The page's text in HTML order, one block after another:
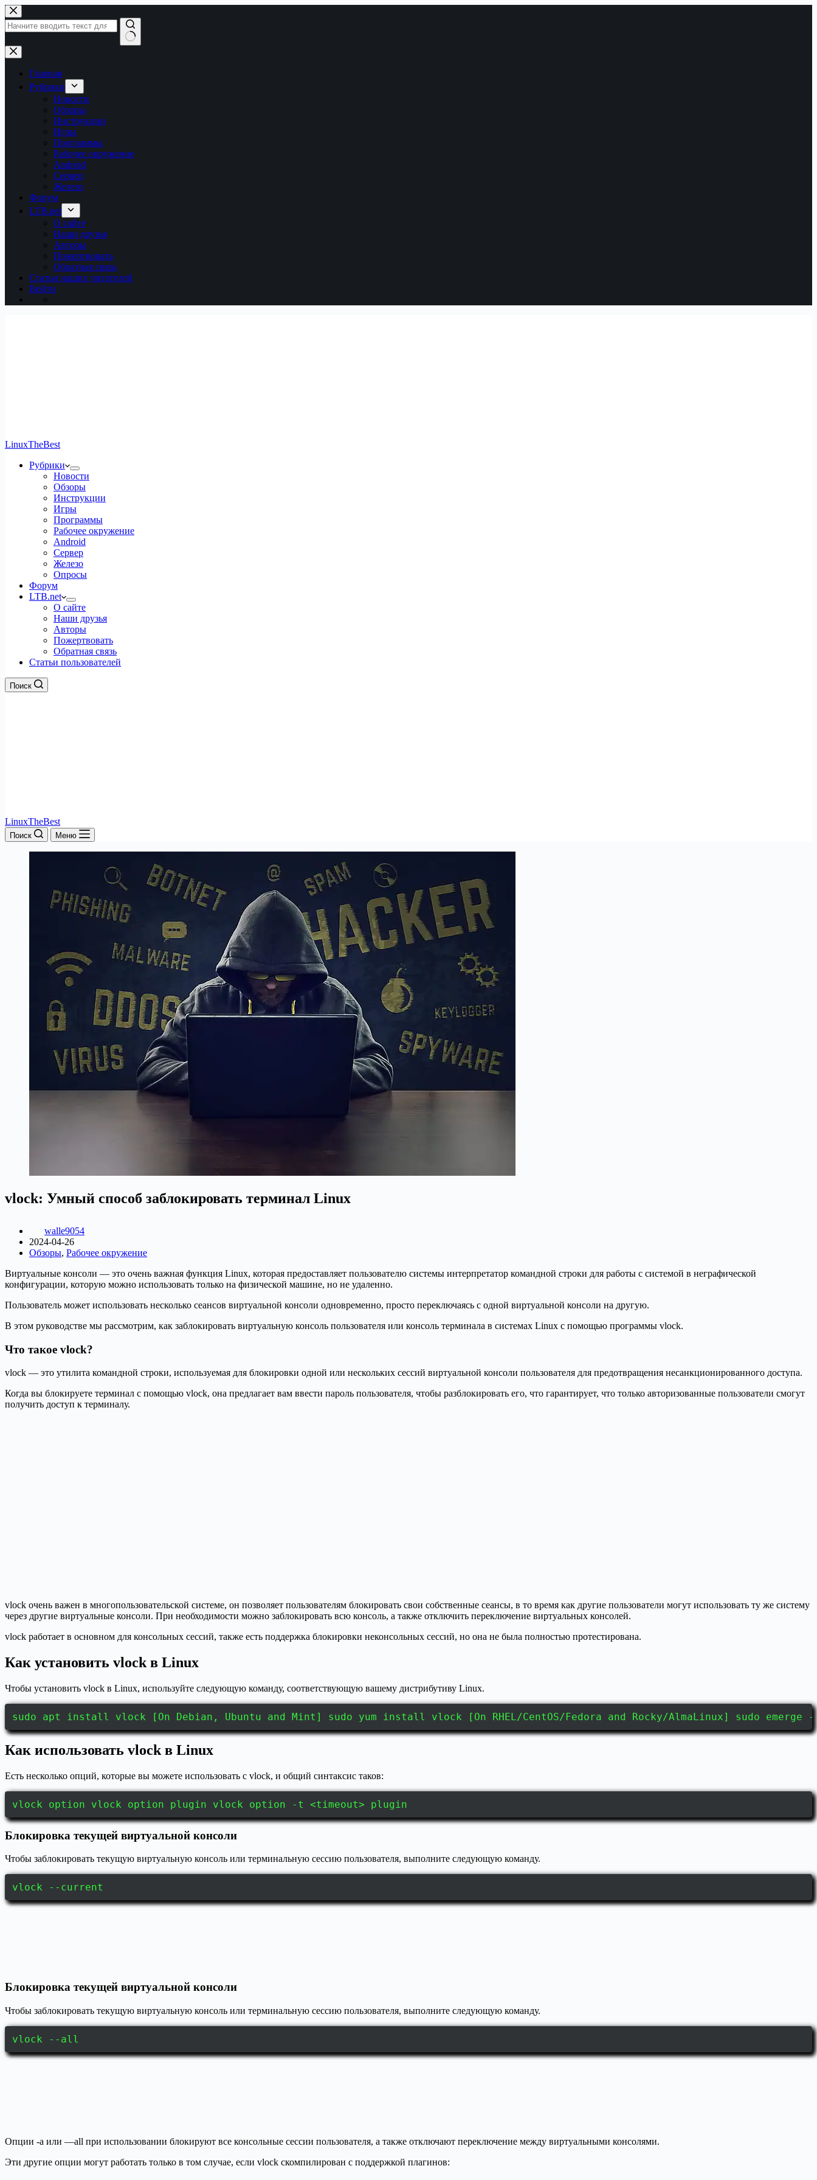
Перейти
к
сути
Ничего
не
найденоГлавная
Рубрики
Новости
Обзоры
Инструкции
Игры
Программы
Рабочее окружение
Android
Сервер
Железо
Форум
LTB.net
О сайте
Наши друзья
Авторы
Пожертвовать
Обратная связь
Статьи наших читателей
Войти
LinuxTheBest
Рубрики
Новости
Обзоры
Инструкции
Игры
Программы
Рабочее окружение
Android
Сервер
Железо
Опросы
Форум
LTB.net
О сайте
Наши друзья
Авторы
Пожертвовать
Обратная связь
Статьи пользователей
Поиск
LinuxTheBest
Поиск Меню
vlock: Умный способ заблокировать терминал Linux
walle9054
2024-04-26
Обзоры, Рабочее окружение
Виртуальные консоли — это очень важная функция Linux, которая предоставляет пользователю системы интерпретатор командной строки для работы с системой в неграфической
конфигурации, которую можно использовать только на физической машине, но не удаленно.
Пользователь может использовать несколько сеансов виртуальной консоли одновременно, просто переключаясь с одной виртуальной консоли на другую.
В этом руководстве мы рассмотрим, как заблокировать виртуальную консоль пользователя или консоль терминала в системах Linux с помощью программы vlock.
Что такое vlock?
vlock — это утилита командной строки, используемая для блокировки одной или нескольких сессий виртуальной консоли пользователя для предотвращения несанкционированного доступа.
Когда вы блокируете терминал с помощью vlock, она предлагает вам ввести пароль пользователя, чтобы разблокировать его, что гарантирует, что только авторизованные пользователи смогут
получить доступ к терминалу.
vlock очень важен в многопользовательской системе, он позволяет пользователям блокировать свои собственные сеансы, в то время как другие пользователи могут использовать ту же систему
через другие виртуальные консоли. При необходимости можно заблокировать всю консоль, а также отключить переключение виртуальных консолей.
vlock работает в основном для консольных сессий, также есть поддержка блокировки неконсольных сессий, но она не была полностью протестирована.
Как установить vlock в Linux
Чтобы установить vlock в Linux, используйте следующую команду, соответствующую вашему дистрибутиву Linux.
sudo apt install vlock [On Debian, Ubuntu and Mint] sudo yum install vlock [On RHEL/CentOS/Fedora and Rocky/AlmaLinux] sudo
Как использовать vlock в Linux
Есть несколько опций, которые вы можете использовать с vlock, и общий синтаксис таков:
vlock option vlock option plugin vlock option -t <timeout> plugin
Блокировка текущей виртуальной консоли
Чтобы заблокировать текущую виртуальную консоль или терминальную сессию пользователя, выполните следующую команду.
vlock --current
Блокировка текущей виртуальной консоли
Чтобы заблокировать текущую виртуальную консоль или терминальную сессию пользователя, выполните следующую команду.
vlock --all
Опции -a или —all при использовании блокируют все консольные сессии пользователя, а также отключают переключение между виртуальными консолями.
Эти другие опции могут работать только в том случае, если vlock скомпилирован с поддержкой плагинов: